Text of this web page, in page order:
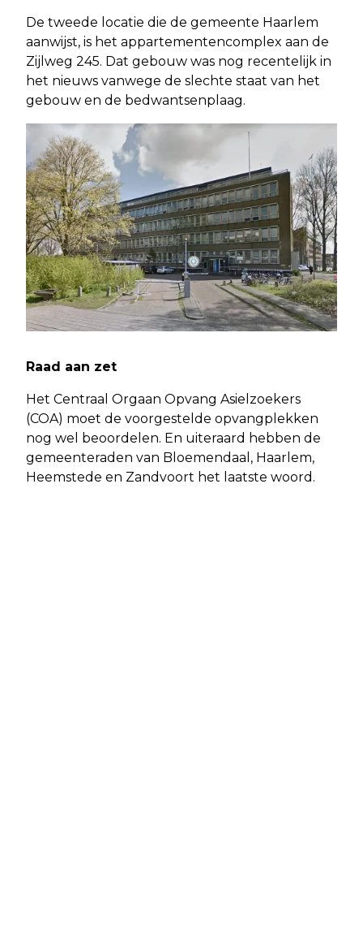
De tweede locatie die de gemeente Haarlem
aanwijst, is het appartementencomplex aan de
Zijlweg 245. Dat gebouw was nog recentelijk in
het nieuws vanwege de slechte staat van het
gebouw en de bedwantsenplaag.
Raad aan zet
Het Centraal Orgaan Opvang Asielzoekers
(COA) moet de voorgestelde opvangplekken
nog wel beoordelen. En uiteraard hebben de
gemeenteraden van Bloemendaal, Haarlem,
Heemstede en Zandvoort het laatste woord.